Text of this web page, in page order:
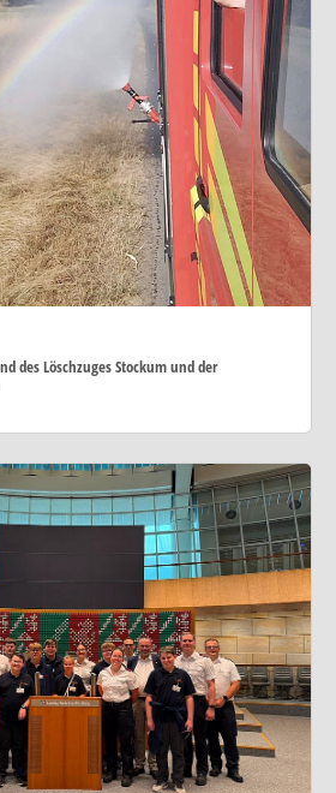
des Löschzuges Stockum und der